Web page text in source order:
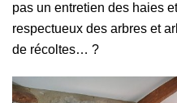
pas un entretien des haies
respectueux des arbres et
de récoltes… ?